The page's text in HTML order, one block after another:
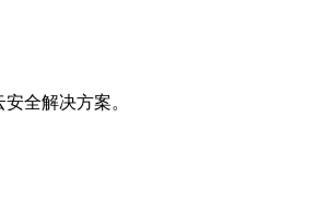
全解决方案。